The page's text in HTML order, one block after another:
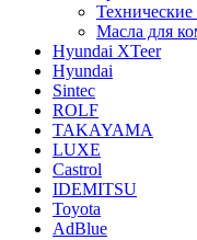
Масла для
Hyundai XTeer
Hyundai
Sintec
ROLF
TAKAYAMA
LUXE
Castrol
IDEMITSU
Toyota
AdBlue